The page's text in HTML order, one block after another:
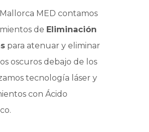
MED contamos
de Eliminación
para atenuar y eliminar
oscuros debajo de los
tecnología láser y
con Ácido